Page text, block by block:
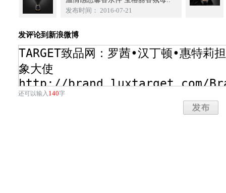
发布时间： 2016-07-21
发评论到新浪微博
还可以输入 140字